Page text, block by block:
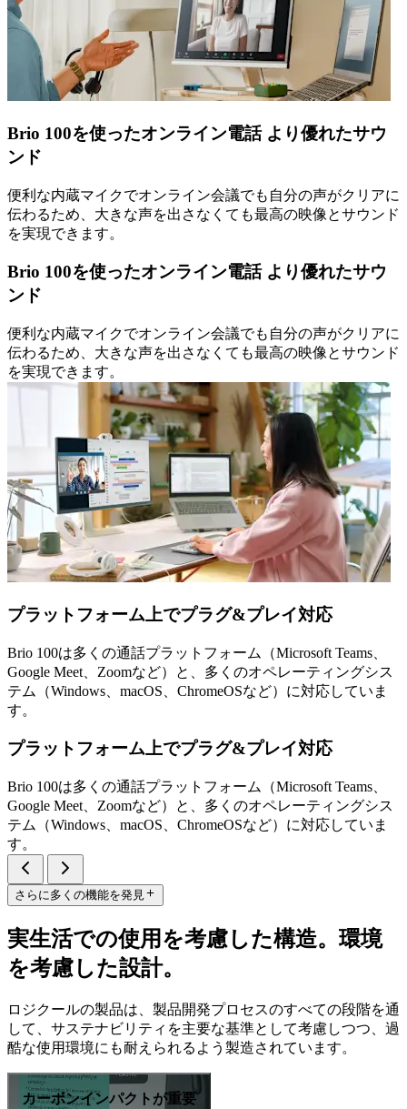
Brio 100を使ったオンライン電話 より優れたサウ
ンド
便利な内蔵マイクでオンライン会議でも自分の声がクリアに
伝わるため、大きな声を出さなくても最高の映像とサウンド
を実現できます。
Brio 100を使ったオンライン電話 より優れたサウ
ンド
便利な内蔵マイクでオンライン会議でも自分の声がクリアに
伝わるため、大きな声を出さなくても最高の映像とサウンド
を実現できます。
プラットフォーム上でプラグ&プレイ対応
Brio 100は多くの通話プラットフォーム（Microsoft Teams、
Google Meet、Zoomなど）と、多くのオペレーティングシス
テム（Windows、macOS、ChromeOSなど）に対応していま
す。
プラットフォーム上でプラグ&プレイ対応
Brio 100は多くの通話プラットフォーム（Microsoft Teams、
Google Meet、Zoomなど）と、多くのオペレーティングシス
テム（Windows、macOS、ChromeOSなど）に対応していま
す。
さらに多くの機能を発見
実生活での使用を考慮した構造。環境
を考慮した設計。
ロジクールの製品は、製品開発プロセスのすべての段階を通
して、サステナビリティを主要な基準として考慮しつつ、過
酷な使用環境にも耐えられるよう製造されています。
カーボンインパクトが重要